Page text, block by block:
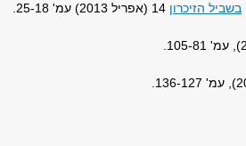
בשביל הזיכרון